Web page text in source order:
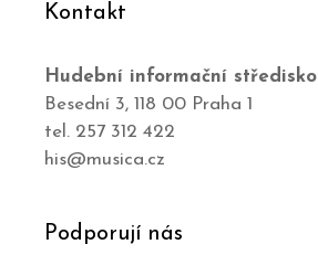
Kontakt
Hudební informační středisko
Besední 3, 118 00 Praha 1
tel. 257 312 422
his@musica.cz
Podporují nás